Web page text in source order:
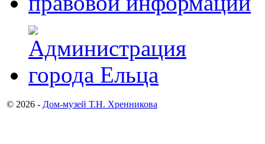
© 2026 - Дом-музей Т.Н. Хренникова